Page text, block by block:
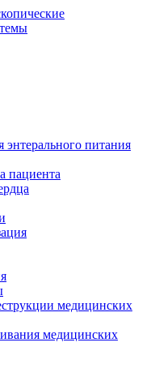
питания
пациента
медицинских
медицинских